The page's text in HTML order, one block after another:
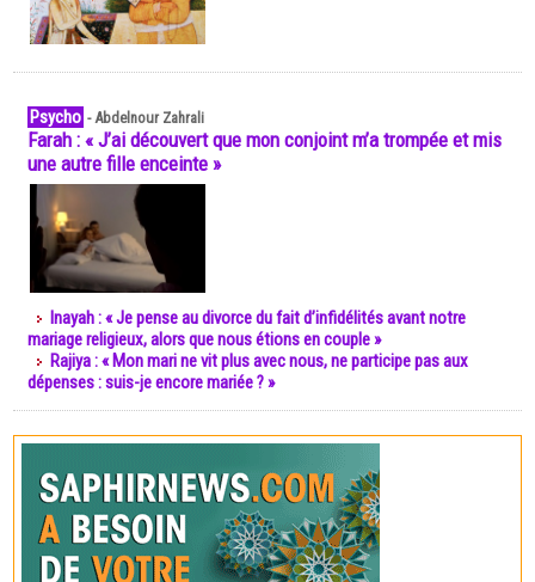
Psycho -Abdelnour Zahrali
Farah : « J’ai découvert que mon conjoint m’a trompée et mis
une autre fille enceinte »
Inayah : « Je pense au divorce du fait d’infidélités avant notre
mariage religieux, alors que nous étions en couple »
Rajiya : « Mon mari ne vit plus avec nous, ne participe pas aux
dépenses : suis-je encore mariée ? »